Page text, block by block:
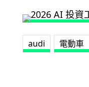
audi 電動車